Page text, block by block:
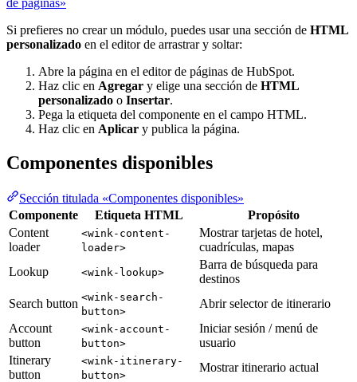
de páginas»
Si prefieres no crear un módulo, puedes usar una sección de HTML
personalizado en el editor de arrastrar y soltar:
Abre la página en el editor de páginas de HubSpot.
Haz clic en Agregar y elige una sección de HTML
personalizado o Insertar.
Pega la etiqueta del componente en el campo HTML.
Haz clic en Aplicar y publica la página.
Componentes disponibles
Sección titulada «Componentes disponibles»
Componente
Etiqueta HTML
Propósito
Content
loader
<wink-content-
loader>
Mostrar tarjetas de hotel,
cuadrículas, mapas
Lookup
<wink-lookup>
Barra de búsqueda para
destinos
Search button <wink-search-
button>
Abrir selector de itinerario
Account
button
<wink-account-
button>
Iniciar sesión / menú de
usuario
Itinerary
button
<wink-itinerary-
button>
Mostrar itinerario actual